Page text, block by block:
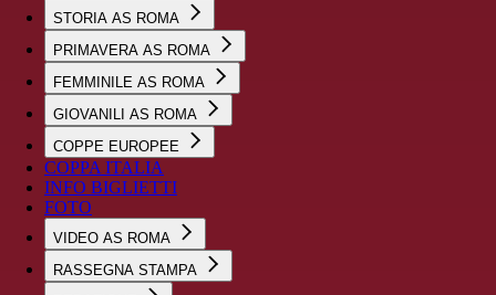
STORIA AS ROMA
PRIMAVERA AS ROMA
FEMMINILE AS ROMA
GIOVANILI AS ROMA
COPPE EUROPEE
COPPA ITALIA
INFO BIGLIETTI
FOTO
VIDEO AS ROMA
RASSEGNA STAMPA